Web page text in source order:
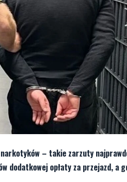
– takie zarzuty
dodatkowej opłaty za przejazd, a